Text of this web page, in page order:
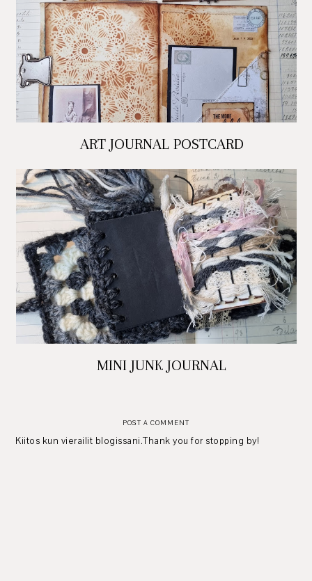
ART JOURNAL POSTCARD
MINI JUNK JOURNAL
POST A COMMENT
Kiitos kun vierailit blogissani.Thank you for stopping by!